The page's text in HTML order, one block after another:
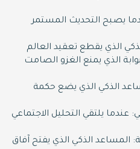
يصبح التحديث المستمر
الذي يقطع تعقيد العالم
الذي يمنع الغزو الصامت
الذكي الذي يضع حكمة
عندما يلتقي التحليل الاجتماعي
المساعد الذكي الذي يفتح آفاق